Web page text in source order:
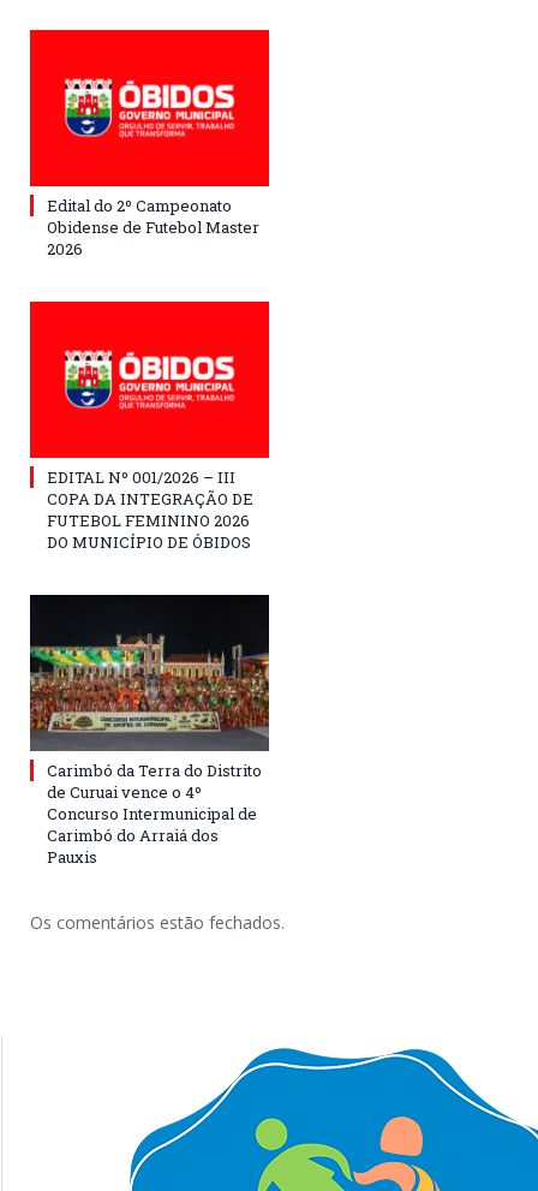
Edital do 2º Campeonato
Obidense de Futebol Master
2026
EDITAL Nº 001/2026 – III
COPA DA INTEGRAÇÃO DE
FUTEBOL FEMININO 2026
DO MUNICÍPIO DE ÓBIDOS
Carimbó da Terra do Distrito
de Curuai vence o 4º
Concurso Intermunicipal de
Carimbó do Arraiá dos
Pauxis
Os comentários estão fechados.